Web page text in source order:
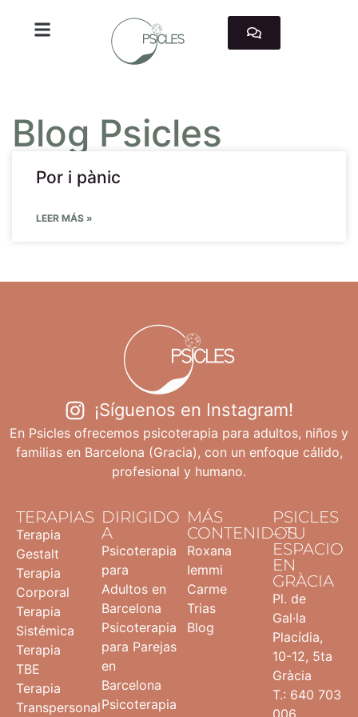
Blog Psicles
Por i pànic
LEER MÁS »
¡Síguenos en Instagram!
En Psicles ofrecemos psicoterapia para adultos, niños y
familias en Barcelona (Gracia), con un enfoque cálido,
profesional y humano.
TERAPIAS
Terapia
Gestalt
Terapia
Corporal
Terapia
Sistémica
Terapia
TBE
Terapia
Transpersonal
DIRIGIDO
A
Psicoterapia
para
Adultos en
Barcelona
Psicoterapia
para Parejas
en
Barcelona
Psicoterapia
MÁS
CONTENIDOS
Roxana
Iemmi
Carme
Trias
Blog
PSICLES
– TU
ESPACIO
EN
GRÀCIA
Pl. de
Gal·la
Placídia,
10-12, 5ta
Gràcia
T.: 640 703
006